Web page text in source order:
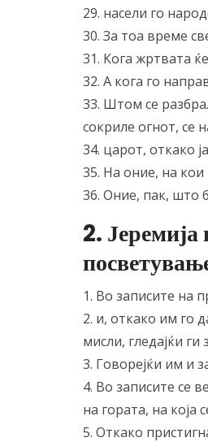
29. насели го
30. За тоа време
31. Кога жртвата
32. А кога го
33. Штом се
сокриле огнот, се
34. царот, откако
35. На оние, на
36. Оние, пак, што
2.
1. Во записите на
2. и, откако им го
мисли, гледајќи
3. Говорејќи им и
4. Во записите се
на гората, на која
5. Откако